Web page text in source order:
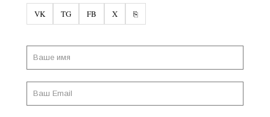
VK TG FB X ⎘